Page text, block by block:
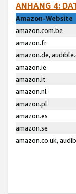
ANHANG 4:
Amazon-Website
amazon.com.be
amazon.fr
amazon.de,
amazon.ie
amazon.it
amazon.nl
amazon.pl
amazon.es
amazon.se
amazon.co.uk,